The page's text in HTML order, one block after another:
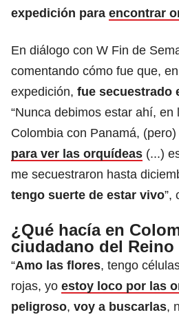
expedición para encontrar
En diálogo con W Fin de
comentando cómo fue que,
expedición, fue secuestrado
“Nunca debimos estar ahí, en
Colombia con Panamá, (pero)
para ver las orquídeas (...)
me secuestraron hasta
tengo suerte de estar vivo”,
¿Qué hacía en
ciudadano del
“Amo las flores, tengo
rojas, yo estoy loco por las
peligroso, voy a buscarlas,